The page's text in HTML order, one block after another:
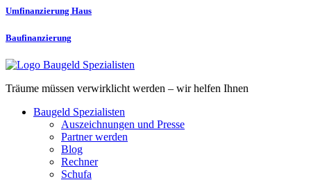
Umfinanzierung Haus
Baufinanzierung
Träume müssen verwirklicht werden – wir helfen Ihnen
Baugeld Spezialisten
Auszeichnungen und Presse
Partner werden
Blog
Rechner
Schufa